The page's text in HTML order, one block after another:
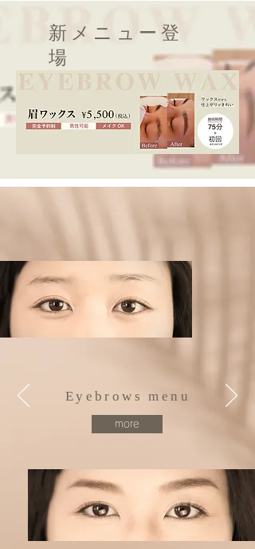
​新メニュー登
場
Eyebrows menu
more